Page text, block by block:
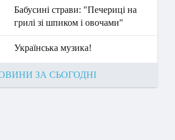
Бабусині страви: "Печериці на
грилі зі шпиком і овочами"
Українська музика!
ЗА СЬОГОДНІ